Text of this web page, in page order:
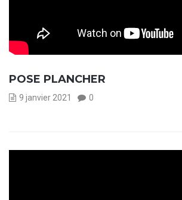
POSE PLANCHER
9 janvier 2021 0